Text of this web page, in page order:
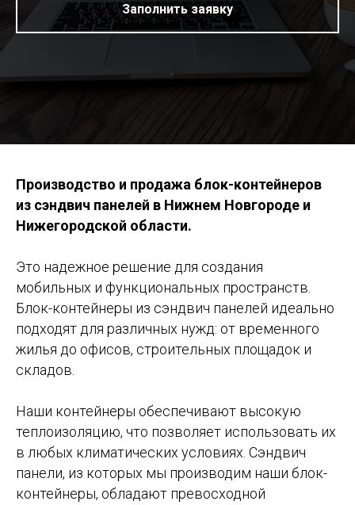
Заполнить заявку
Производство и продажа блок-контейнеров
из сэндвич панелей в Нижнем Новгороде и
Нижегородской области.
Это надежное решение для создания
мобильных и функциональных пространств.
Блок-контейнеры из сэндвич панелей идеально
подходят для различных нужд: от временного
жилья до офисов, строительных площадок и
складов.
Наши контейнеры обеспечивают высокую
теплоизоляцию, что позволяет использовать их
в любых климатических условиях. Сэндвич
панели, из которых мы производим наши блок-
контейнеры, обладают превосходной